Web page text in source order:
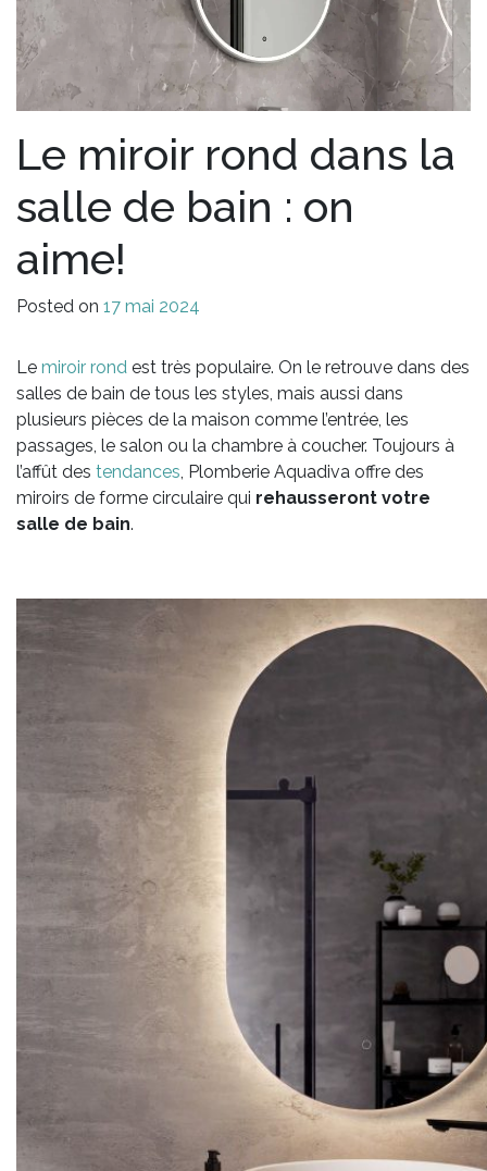
Le miroir rond dans la
salle de bain : on
aime!
Posted on 17 mai 2024
Le miroir rond est très populaire. On le retrouve dans des
salles de bain de tous les styles, mais aussi dans
plusieurs pièces de la maison comme l’entrée, les
passages, le salon ou la chambre à coucher. Toujours à
l’affût des tendances , Plomberie Aquadiva offre des
miroirs de forme circulaire qui rehausseront votre
salle de bain.